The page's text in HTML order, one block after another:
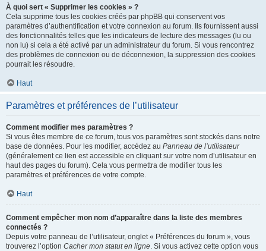
À quoi sert « Supprimer les cookies » ?
Cela supprime tous les cookies créés par phpBB qui conservent vos
paramètres d’authentification et votre connexion au forum. Ils fournissent aussi
des fonctionnalités telles que les indicateurs de lecture des messages (lu ou
non lu) si cela a été activé par un administrateur du forum. Si vous rencontrez
des problèmes de connexion ou de déconnexion, la suppression des cookies
pourrait les résoudre.
Haut
Paramètres et préférences de l’utilisateur
Comment modifier mes paramètres ?
Si vous êtes membre de ce forum, tous vos paramètres sont stockés dans notre
base de données. Pour les modifier, accédez au Panneau de l’utilisateur
(généralement ce lien est accessible en cliquant sur votre nom d’utilisateur en
haut des pages du forum). Cela vous permettra de modifier tous les
paramètres et préférences de votre compte.
Haut
Comment empêcher mon nom d’apparaître dans la liste des membres
connectés ?
Depuis votre panneau de l’utilisateur, onglet « Préférences du forum », vous
trouverez l’option Cacher mon statut en ligne. Si vous activez cette option vous